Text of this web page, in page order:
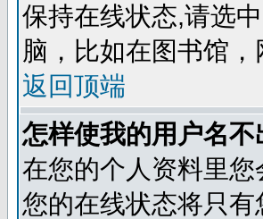
保持在线状态,请选
脑，比如在图书馆
返回顶端
怎样使我的用户名
在您的个人资料里
您的在线状态将只